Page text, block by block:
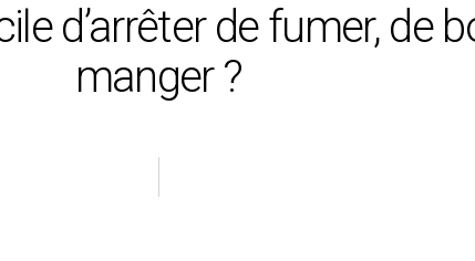
d’arrêter de fumer, de
manger ?